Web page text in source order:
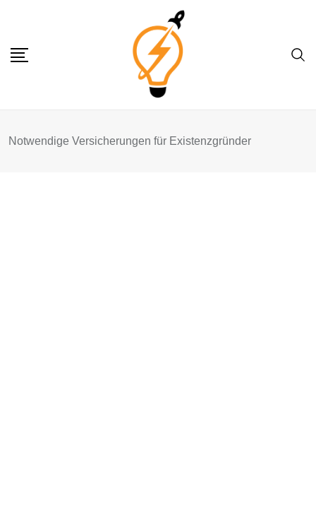
content
Notwendige Versicherungen für Existenzgründer